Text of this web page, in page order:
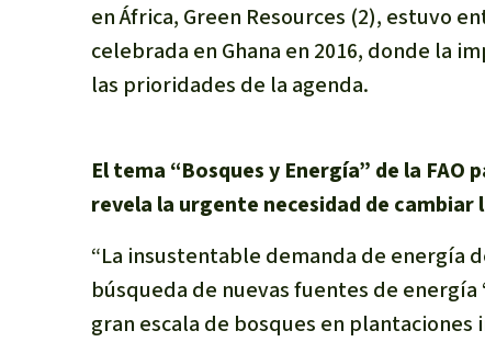
en África, Green Resources (2), estuvo
celebrada en Ghana en 2016, donde la
las prioridades de la agenda.
El tema “Bosques y Energía” de la
revela la urgente necesidad de cambiar
“La insustentable demanda de energía
búsqueda de nuevas fuentes de energía
gran escala de bosques en plantaciones